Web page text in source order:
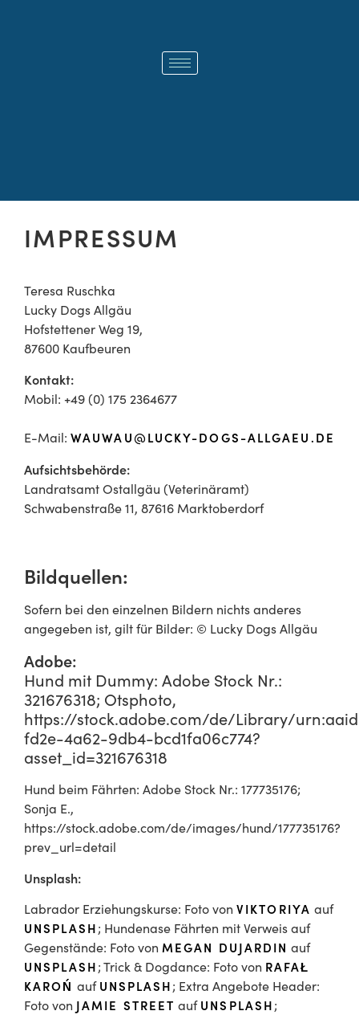
IMPRESSUM
Teresa Ruschka
Lucky Dogs Allgäu
Hofstettener Weg 19,
87600 Kaufbeuren
Kontakt:
Mobil: +49 (0) 175 2364677
E-Mail: WAUWAU@LUCKY-DOGS-ALLGAEU.DE
Aufsichtsbehörde:
Landratsamt Ostallgäu (Veterinäramt)
Schwabenstraße 11, 87616 Marktoberdorf
Bildquellen:
Sofern bei den einzelnen Bildern nichts anderes
angegeben ist, gilt für Bilder: © Lucky Dogs Allgäu
Adobe:
Hund mit Dummy: Adobe Stock Nr.:
321676318; Otsphoto,
https://stock.adobe.com/de/Library/
fd2e-4a62-9db4-bcd1fa06c774?
asset_id=321676318
Hund beim Fährten: Adobe Stock Nr.: 177735176;
Sonja E.,
https://stock.adobe.com/de/images/hund/177735176?
prev_url=detail
Unsplash:
Labrador Erziehungskurse: Foto von VIKTORIYA auf
UNSPLASH; Hundenase Fährten mit Verweis auf
Gegenstände: Foto von MEGAN DUJARDIN auf
UNSPLASH; Trick & Dogdance: Foto von RAFAŁ
KAROŃ aufUNSPLASH; Extra Angebote Header:
Foto von JAMIE STREET aufUNSPLASH;